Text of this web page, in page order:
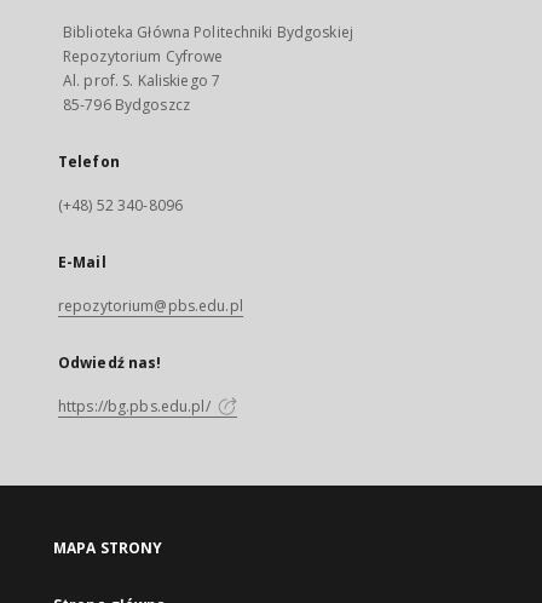
Biblioteka Główna Politechniki Bydgoskiej
Repozytorium Cyfrowe
Al. prof. S. Kaliskiego 7
85-796 Bydgoszcz
Telefon
(+48) 52 340-8096
E-Mail
repozytorium@pbs.edu.pl
Odwiedź nas!
https://bg.pbs.edu.pl/
MAPA STRONY